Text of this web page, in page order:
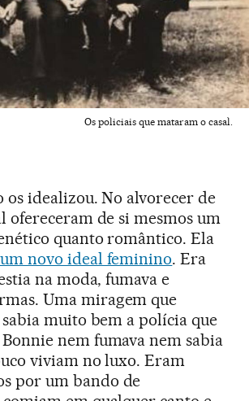
Os policiais que mataram o casal.
os idealizou. No alvorecer de
ofereceram de si mesmos um
quanto romântico. Ela
novo ideal feminino. Era
na moda, fumava e
Uma miragem que
muito bem a polícia que
nem fumava nem sabia
viviam no luxo. Eram
por um bando de